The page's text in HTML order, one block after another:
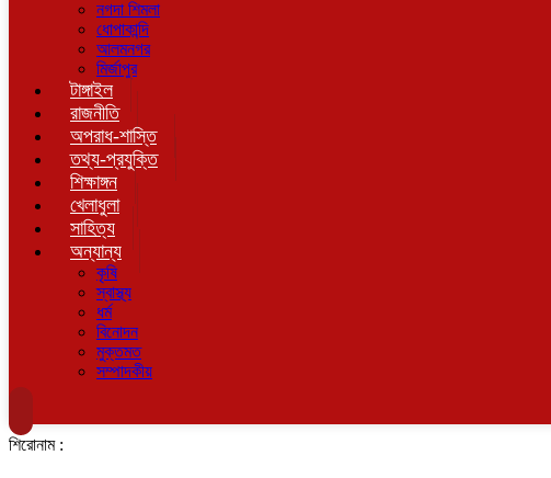
নগদা শিমলা
ধোপাকান্দি
আলমনগর
মির্জাপুর
টাঙ্গাইল
রাজনীতি
অপরাধ-শাস্তি
তথ্য-প্রযুক্তি
শিক্ষাঙ্গন
খেলাধুলা
সাহিত্য
অন্যান্য
কৃষি
স্বাস্থ্য
ধর্ম
বিনোদন
মুক্তমত
সম্পাদকীয়
শিরোনাম :